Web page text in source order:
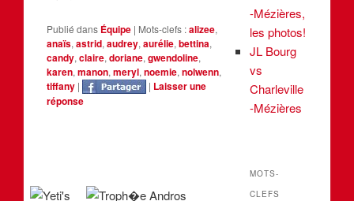
Publié dans Équipe | Mots-clefs : alizee,
anaïs,astrid,audrey,aurélie,bettina,
candy,claire,doriane,gwendoline,
karen,manon,meryl,noemie,nolwenn,
tiffany | | Laisser une
réponse
-Mézières,
les photos!
JL Bourg
vs
Charleville
-Mézières
MOTS-
CLEFS